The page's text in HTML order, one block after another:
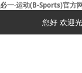
必一·运动(B-Sports)官方
您好 欢迎光